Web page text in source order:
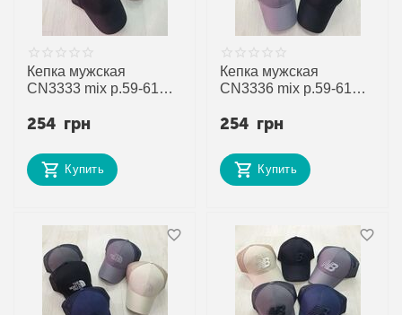
Кепка мужская
CN3333 mix р.59-61
оптом от прямого
254 грн
Купить
Кепка мужская
CN3336 mix р.59-61
оптом от прямого
254 грн
Купить